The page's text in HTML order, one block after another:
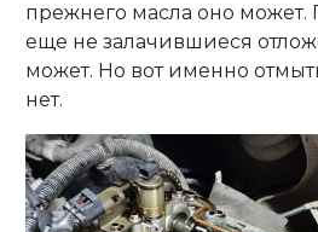
прежнего масла оно может.
еще не залачившиеся
может. Но вот именно
нет.